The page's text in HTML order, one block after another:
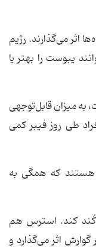
اثر می‌گذارند. رژیم
یبوست را بهتر یا
به میزان قابل‌توجهی
طی روز فیبر کمی
هستند که همگی به
کُند کند. استرس هم
اثر می‌گذارد و